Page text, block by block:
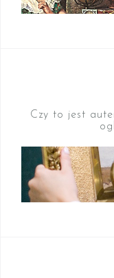
Czy to jest